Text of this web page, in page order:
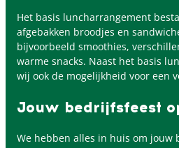
Het basis luncharrangement
afgebakken broodjes en
bijvoorbeeld smoothies,
warme snacks. Naast het basis
wij ook de mogelijkheid voor een
Jouw bedrijfsfeest
We hebben alles in huis om jouw